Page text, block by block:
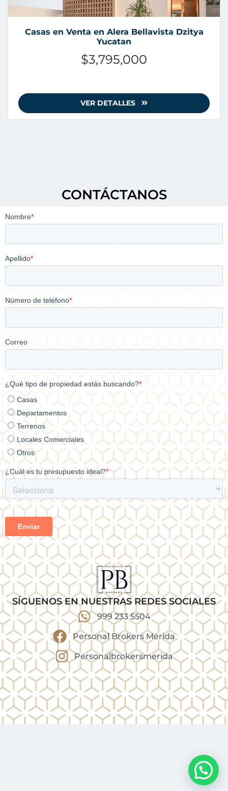
Casas en Venta en Alera Bellavista Dzitya
Yucatan
$3,795,000
VER DETALLES
CONTÁCTANOS
SÍGUENOS EN NUESTRAS REDES SOCIALES
999 233 5504
Personal Brokers Mérida
Personalbrokersmerida